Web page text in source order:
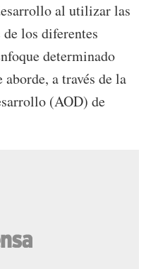
al utilizar las
de los diferentes
determinado
a través de la
(AOD) de